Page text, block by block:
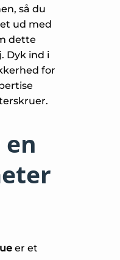
så du
ud med
dette
Dyk ind i
for
er et